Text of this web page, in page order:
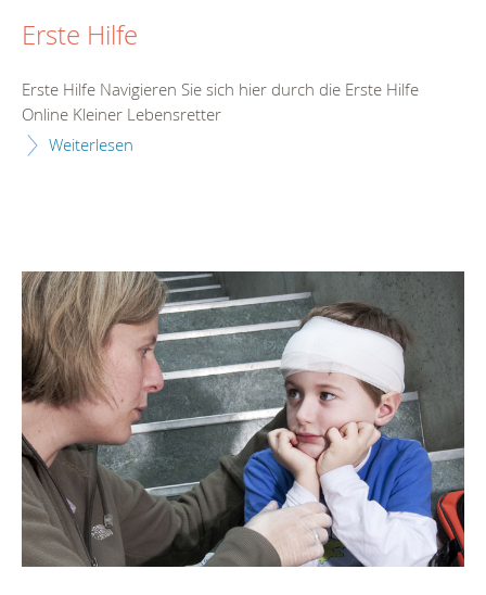
Erste Hilfe
Erste Hilfe Navigieren Sie sich hier durch die Erste Hilfe
Online Kleiner Lebensretter
Weiterlesen